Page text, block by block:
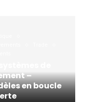
–
en boucle